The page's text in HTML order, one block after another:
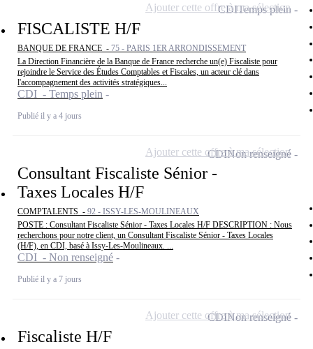
FISCALISTE H/F
BANQUE DE FRANCE - 75 - PARIS 1ER ARRONDISSEMENT
La Direction Financière de la Banque de France recherche un(e) Fiscaliste pour
rejoindre le Service des Études Comptables et Fiscales, un acteur clé dans
l'accompagnement des activités stratégiques...
CDI - Temps plein
Publié il y a 4 jours
CDITemps plein
Ajouter cette offre à ma sélection
Consultant Fiscaliste Sénior -
Taxes Locales H/F
COMPTALENTS - 92 - ISSY-LES-MOULINEAUX
POSTE : Consultant Fiscaliste Sénior - Taxes Locales H/F DESCRIPTION : Nous
recherchons pour notre client, un Consultant Fiscaliste Sénior - Taxes Locales
(H/F), en CDI, basé à Issy-Les-Moulineaux. ...
CDI - Non renseigné
Publié il y a 7 jours
CDINon renseigné
Ajouter cette offre à ma sélection
Fiscaliste H/F
CDINon renseigné
Ajouter cette offre à ma sélection